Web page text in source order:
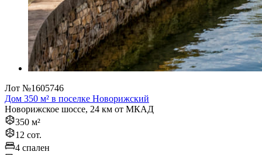
Лот №1605746
Дом 350 м² в поселке Новорижский
Новорижское шоссе, 24 км от МКАД
350 м²
12 сот.
4 спален